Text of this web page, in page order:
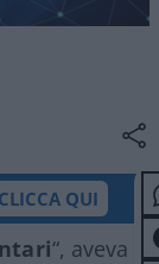
CLICCA QUI
“, aveva